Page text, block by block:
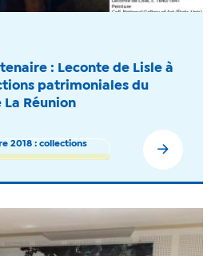
: Leconte de Lisle à
patrimoniales du
Réunion
2018 : collections